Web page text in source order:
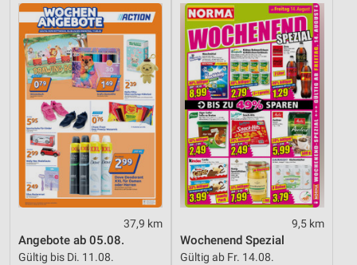
37,9 km
Angebote ab 05.08.
Gültig bis Di. 11.08.
9,5 km
Wochenend Spezial
Gültig ab Fr. 14.08.